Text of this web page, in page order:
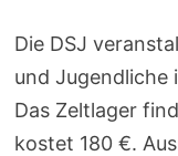
Die DSJ
und Jugendliche
Das Zeltlager
kostet 180 €.